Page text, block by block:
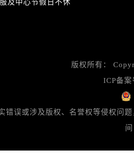
区颍州北路名士售后服务中心（需
区淮海路名士售后服务中心（需提
庵区国庆中路名士售后服务中心（
区黄山西路名士售后服务中心（需提
区人民中路名士售后服务中心（需
及中心节假日不休
版权所有：
ICP备案
错误或涉及版权、名誉权等侵权问